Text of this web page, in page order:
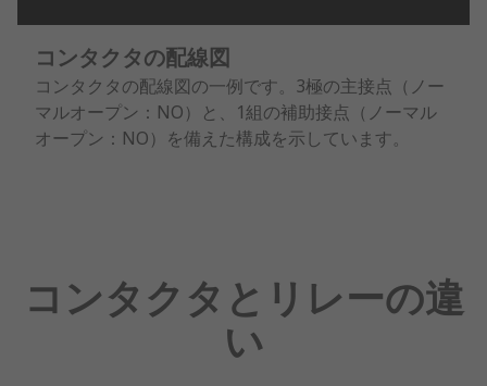
コンタクタの配線図
コンタクタの配線図の一例です。3極の主接点（ノー
マルオープン：NO）と、1組の補助接点（ノーマル
オープン：NO）を備えた構成を示しています。
コンタクタとリレーの違
い